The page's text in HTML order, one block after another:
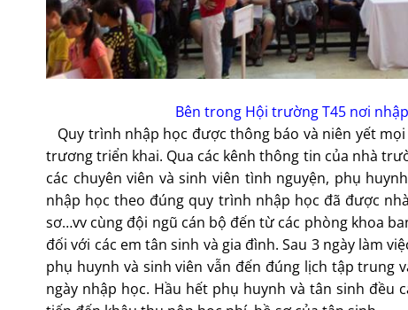
Bên trong Hội trường T45 nơi
Quy trình nhập học được thông báo và niên yết
trương triển khai. Qua các kênh thông tin của nhà
các chuyên viên và sinh viên tình nguyện, phụ
nhập học theo đúng quy trình nhập học đã được
sơ…vv cùng đội ngũ cán bộ đến từ các phòng khoa
đối với các em tân sinh và gia đình. Sau 3 ngày làm
phụ huynh và sinh viên vẫn đến đúng lịch tập trung
ngày nhập học. Hầu hết phụ huynh và tân sinh